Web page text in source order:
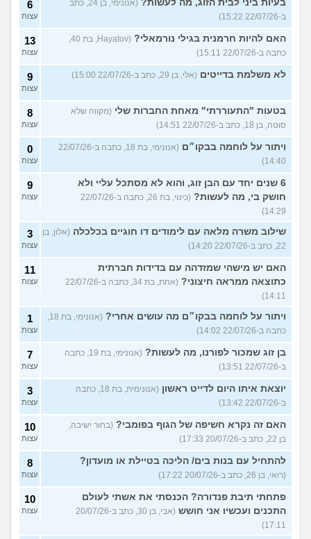
בעיות ביני לבית הזוג, מה לעשות?
(אנונימי, בן 24, כתב
ב-22/07/26 15:22)
6
עצות
האם להיות חרמנית בגילי נורמאלי?
(Hayatov, בת 40,
כתבה ב-22/07/26 15:11)
13
עצות
לא משלמת בדייטים (אלי, בן 29, כתב ב-22/07/26 15:00) 9
עצות
בטעות "התעוררתי" מאחת החברות שלי (מקווה שלא
סוטה, בן 18, כתב ב-22/07/26 14:51)
8
עצות
ויתור על לוחמה בבקו״ם
(אנונימי, בת 18, כתבה ב-22/07/26
14:40)
0
עצות
6 שנים יחד עם הבן זוג, והוא לא מסתכל עליי ולא
חושק בי, מה לעשות?
(כינוי, בת 26, כתבה ב-22/07/26
14:29)
9
עצות
שילוב משרה מלאה עם לימודים דו חוגיים בכלכלה (אלון, בן
22, כתב ב-22/07/26 14:20)
3
עצות
האם יש מישהי שמזדהה עם בדידות חברתית
כתוצאה ממראה חיצוני?
(אחת, בת 34, כתבה ב-22/07/26
14:11)
11
עצות
ויתור על לוחמה בבקו״ם מה עושים אחרי?
(אנונימי, בת 18,
כתבה ב-22/07/26 14:02)
1
עצות
בן זוג שמכור לפורנו, מה לעשות?
(אנונימי, בת 19, כתבה
ב-22/07/26 13:51)
7
עצות
יוצאת איתו היום לדייט ראשון
(אנונימית, בת 18, כתבה
ב-22/07/26 13:42)
3
עצות
האם זה נקרא חשיפה של הגוף בפומבי? (בחור ישיבה,
בן 22, כתב ב-20/07/26 17:33)
10
עצות
להתחיל עם בנות בים/ הליכה בטיילת או מועדון?
(רואי, בן 26, כתב ב-20/07/26 17:22)
8
עצות
פתחתי תיבת פנדורה? הכנסתי את אשתי לעולם
התכנים ועכשיו אני חושש
(אבי, בן 30, כתב ב-20/07/26
17:11)
10
עצות